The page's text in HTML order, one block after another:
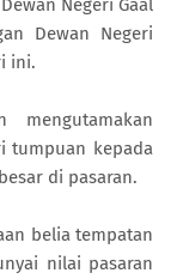
Negeri Gaal
Dewan Negeri
ini.
mengutamakan
tumpuan kepada
di pasaran.
belia tempatan
nilai pasaran